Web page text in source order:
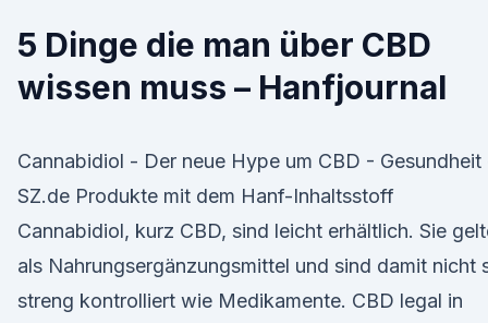
5 Dinge die man über CBD
wissen muss – Hanfjournal
Cannabidiol - Der neue Hype um CBD - Gesundheit
SZ.de Produkte mit dem Hanf-Inhaltsstoff
Cannabidiol, kurz CBD, sind leicht erhältlich. Sie
als Nahrungsergänzungsmittel und sind damit nicht
streng kontrolliert wie Medikamente. CBD legal in